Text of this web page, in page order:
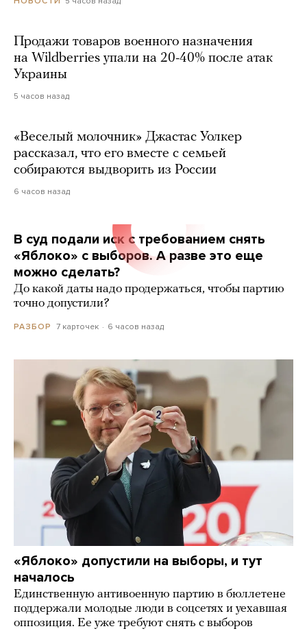
Продажи товаров военного назначения
на Wildberries упали на 20-40% после атак
Украины
5 часов назад
«Веселый молочник» Джастас Уолкер
рассказал, что его вместе с семьей
собираются выдворить из России
6 часов назад
В суд подали иск с требованием снять
«Яблоко» с выборов. А разве это еще
можно сделать?
До какой даты надо продержаться, чтобы партию
точно допустили?
РАЗБОР 7 карточек 6 часов назад
«Яблоко» допустили на выборы, и тут
началось
Единственную антивоенную партию в бюллетене
поддержали молодые люди в соцсетях и уехавшая
оппозиция. Ее уже требуют снять с выборов